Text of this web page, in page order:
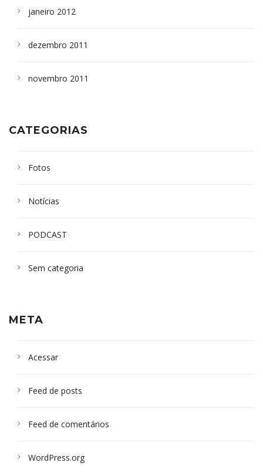
janeiro 2012
dezembro 2011
novembro 2011
CATEGORIAS
Fotos
Notícias
PODCAST
Sem categoria
META
Acessar
Feed de posts
Feed de comentários
WordPress.org